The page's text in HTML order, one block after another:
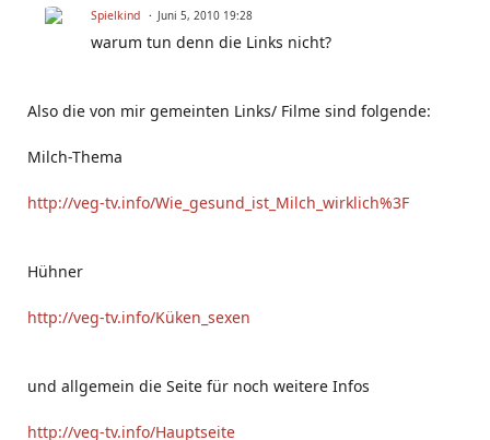
Spielkind Juni 5, 2010 19:28
warum tun denn die Links nicht?
Also die von mir gemeinten Links/ Filme sind folgende:
Milch-Thema
http://veg-tv.info/Wie_gesund_ist_Milch_wirklich%3F
Hühner
http://veg-tv.info/Küken_sexen
und allgemein die Seite für noch weitere Infos
http://veg-tv.info/Hauptseite